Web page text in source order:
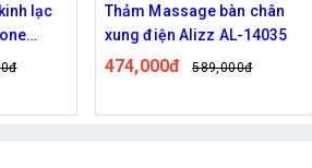
chân
Đai quấn massage chân
ALIZZ
679,000đ 809,000đ